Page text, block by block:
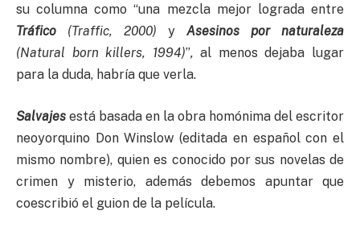
su columna como “una mezcla mejor lograda entre
Tráfico
(Traffic, 2000) y Asesinos por naturaleza
(Natural born killers, 1994)”, al menos dejaba lugar
para la duda, habría que verla.
Salvajes está basada en la obra homónima del escritor
neoyorquino Don Winslow (editada en español con el
mismo nombre), quien es conocido por sus novelas de
crimen y misterio, además debemos apuntar que
coescribió el guion de la película.